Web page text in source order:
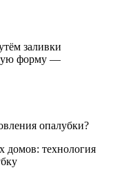
заливки
форму —
опалубки?